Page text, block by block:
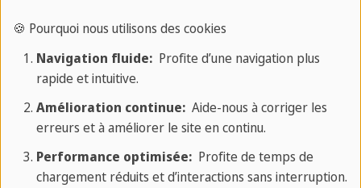
heures
heures
C1 - avancé lundi 19:00
🍪 Pourquoi nous utilisons des cookies
Navigation fluide:Profite d’une navigation plus
rapide et intuitive.
Amélioration continue:Aide-nous à corriger les
erreurs et à améliorer le site en continu.
Performance optimisée:Profite de temps de
chargement réduits et d’interactions sans interruption.